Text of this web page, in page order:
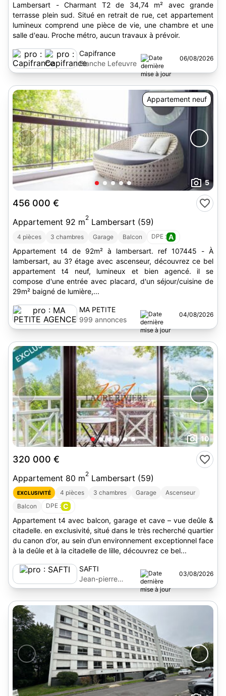
Lambersart - Charmant T2 de 34,74 m² avec grande
terrasse plein sud. Situé en retrait de rue, cet appartement
lumineux comprend une pièce de vie, une chambre et une
salle d'eau. Proche métro, aucun travaux à prévoir.
Capifrance
Blanche Lefeuvre
06/08/2026
Appartement neuf
5
456 000 €
Appartement 92 m2 Lambersart (59)
4 pièces 3 chambres Garage Balcon DPE : A
Appartement t4 de 92m² à lambersart. ref 107445 - À
lambersart, au 3? étage avec ascenseur, découvrez ce bel
appartement t4 neuf, lumineux et bien agencé. il se
compose d'une entrée avec placard, d'un séjour/cuisine de
29m² baigné de lumière,...
MA PETITE
AGENCE
999 annonces
04/08/2026
10
320 000 €
Appartement 80 m2 Lambersart (59)
EXCLUSIVITÉ 4 pièces 3 chambres Garage
Ascenseur
Balcon
DPE : C
Appartement t4 avec balcon, garage et cave – vue deûle &
citadelle. en exclusivité, situé dans le très recherché quartier
du canon d’or, au sein d’un environnement exceptionnel face
à la deûle et à la citadelle de lille, découvrez ce bel...
SAFTI
Jean-pierre
Tatincloux
03/08/2026